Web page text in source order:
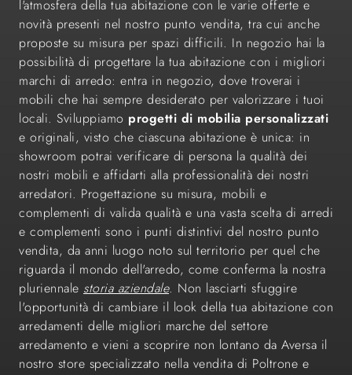
l'atmosfera della tua abitazione con le varie offerte e
novità presenti nel nostro punto vendita, tra cui anche
proposte su misura per spazi difficili. In negozio hai la
possibilità di progettare la tua abitazione con i migliori
marchi di arredo: entra in negozio, dove troverai i
mobili che hai sempre desiderato per valorizzare i tuoi
locali. Sviluppiamo progetti di mobilia personalizzati
e originali, visto che ciascuna abitazione è unica: in
showroom potrai verificare di persona la qualità dei
nostri mobili e affidarti alla professionalità dei nostri
arredatori. Progettazione su misura, mobili e
complementi di valida qualità e una vasta scelta di arredi
e complementi sono i punti distintivi del nostro punto
vendita, da anni luogo noto sul territorio per quel che
riguarda il mondo dell'arredo, come conferma la nostra
pluriennale storia aziendale. Non lasciarti sfuggire
l'opportunità di cambiare il look della tua abitazione con
arredamenti delle migliori marche del settore
arredamento e vieni a scoprire non lontano da Aversa il
nostro store specializzato nella vendita di Poltrone e